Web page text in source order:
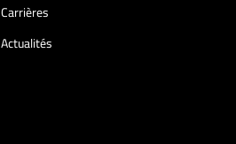
Carrières
Actualités